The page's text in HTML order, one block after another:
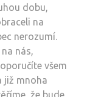
dobu,
na
nerozumí.
nás,
všem
již mnoha
že bude